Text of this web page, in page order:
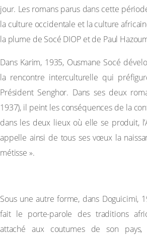
jour. Les romans parus dans cette
la culture occidentale et la culture
la plume de Socé DIOP et de Paul
Dans Karim, 1935, Ousmane Socé
la rencontre interculturelle qui
Président Senghor. Dans ses deux
1937), il peint les conséquences de la
dans les deux lieux où elle se produit,
appelle ainsi de tous ses vœux la
métisse ».
Sous une autre forme, dans Doguicimi,
fait le porte-parole des traditions
attaché aux coutumes de son pays,